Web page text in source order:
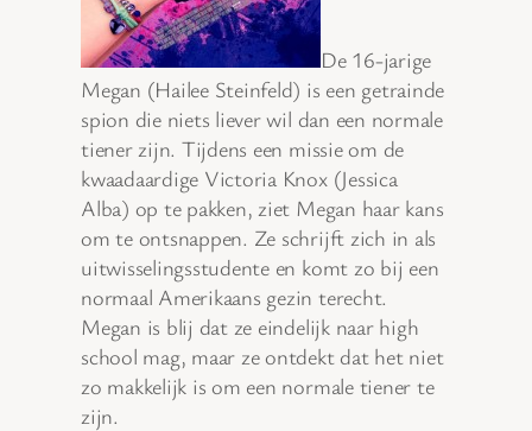
De 16-jarige
Megan (Hailee Steinfeld) is een getrainde
spion die niets liever wil dan een normale
tiener zijn. Tijdens een missie om de
kwaadaardige Victoria Knox (Jessica
Alba) op te pakken, ziet Megan haar kans
om te ontsnappen. Ze schrijft zich in als
uitwisselingsstudente en komt zo bij een
normaal Amerikaans gezin terecht.
Megan is blij dat ze eindelijk naar high
school mag, maar ze ontdekt dat het niet
zo makkelijk is om een normale tiener te
zijn.